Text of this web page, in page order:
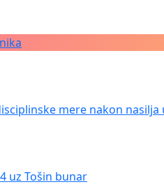
mere nakon nasilja
uz Tošin bunar